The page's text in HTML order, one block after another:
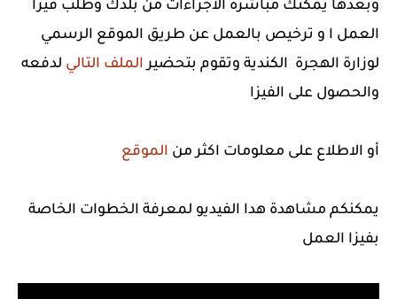
وبعدها يمكنك مباشرة الاجراءات من بلدك وطلب فيزا
العمل ا و ترخيص بالعمل عن طريق الموقع الرسمي
لوزارة الهجرة الكندية وتقوم بتحضيرالملف التالي لدفعه
والحصول على الفيزا
أو الاطلاع على معلومات اكثر من الموقع
يمكنكم مشاهدة هدا الفيديو لمعرفة الخطوات الخاصة
بفيزا العمل